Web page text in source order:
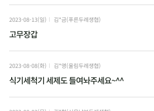
2023-08-13(일) 김*금(푸른두레생협)
고무장갑
2023-08-08(화) 김*영(울림두레생협)
식기세척기 세제도 들여놔주세요~^^